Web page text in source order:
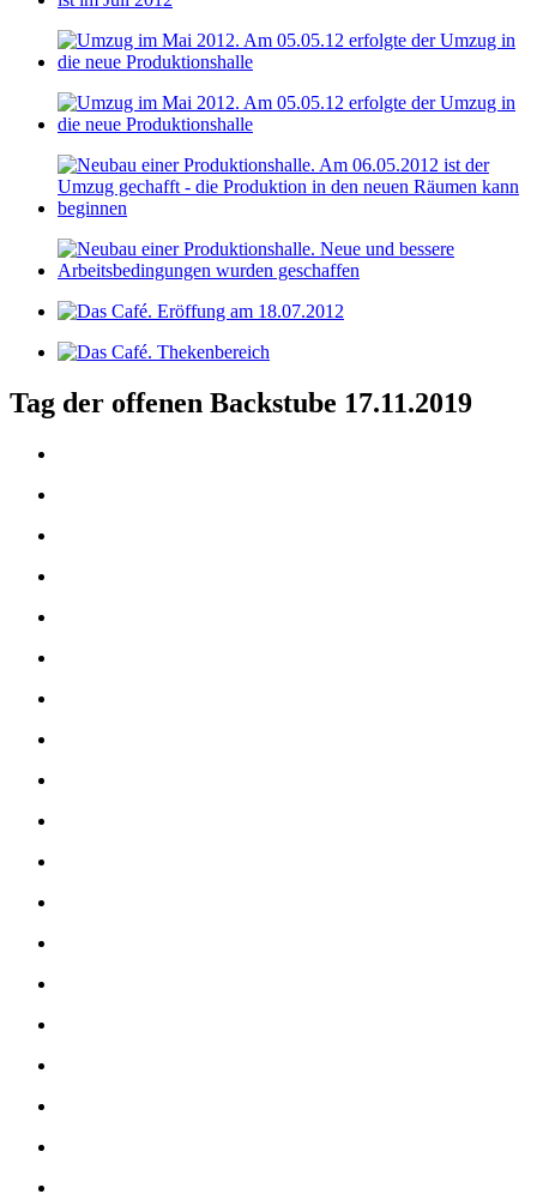
Tag der offenen Backstube 17.11.2019